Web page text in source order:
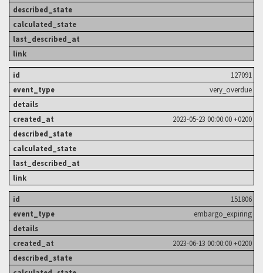
127091
very_overdue
2023-05-23 00:00:00 +0200
151806
embargo_expiring
2023-06-13 00:00:00 +0200